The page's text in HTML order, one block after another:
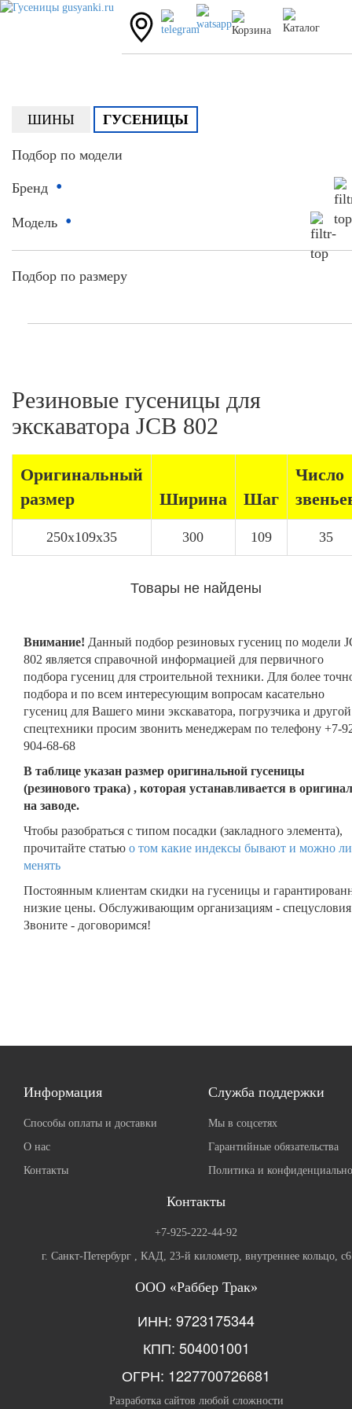
ШИНЫ ГУСЕНИЦЫ
Подбор по модели
Бренд •
Модель •
Подбор по размеру
Резиновые гусеницы для
экскаватора JCB 802
Оригинальный
размер
Ширина Шаг
Число
250x109x35 300 109 35
Товары не найдены
Внимание! Данный подбор резиновых гусениц по модели
802 является справочной информацией для первичного
подбора гусениц для строительной техники. Для более
подбора и по всем интересующим вопросам касательно
гусениц для Вашего мини экскаватора, погрузчика и другой
спецтехники просим звонить менеджерам по телефону +7-
904-68-68
В таблице указан размер оригинальной гусеницы
(резинового трака) , которая устанавливается в
на заводе.
Чтобы разобраться с типом посадки (закладного элемента),
прочитайте статью о том какие индексы бывают и можно
менять
Постоянным клиентам скидки на гусеницы и
низкие цены. Обслуживающим организациям -
Звоните - договоримся!
Информация
Способы оплаты и доставки
О нас
Контакты
Служба поддержки
Мы в соцсетях
Гарантийные обязательства
Политика и
Контакты
+7-925-222-44-92
г. Санкт-Петербург , КАД, 23-й километр, внутреннее кольцо, с6
ООО «Раббер Трак»
ИНН: 9723175344
КПП: 504001001
ОГРН: 1227700726681
Разработка сайтов любой сложности